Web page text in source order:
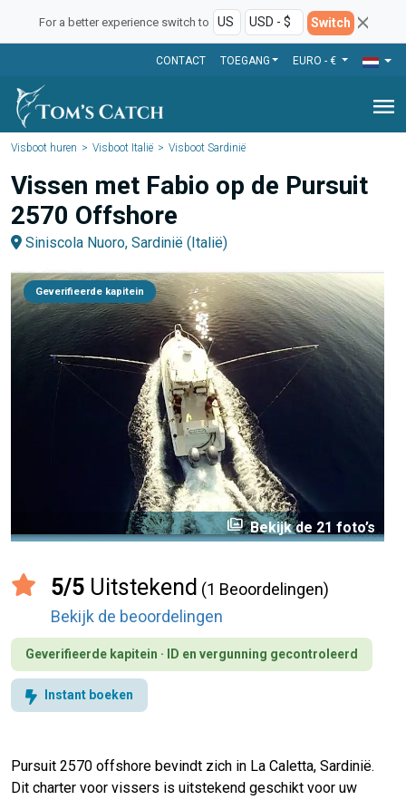
For a better experience switch to Switch
CONTACT TOEGANG EURO - €
menu
Visboot huren Visboot Italië Visboot Sardinië
Vissen met Fabio op de Pursuit
2570 Offshore
Siniscola Nuoro, Sardinië (Italië)
Geverifieerde kapitein
perm_media Bekijk de 21 foto’s
5/5 Uitstekend (1 Beoordelingen)
Bekijk de beoordelingen
Geverifieerde kapitein · ID en vergunning gecontroleerd
Instant boeken
Pursuit 2570 offshore bevindt zich in La Caletta, Sardinië.
Dit charter voor vissers is uitstekend geschikt voor uw